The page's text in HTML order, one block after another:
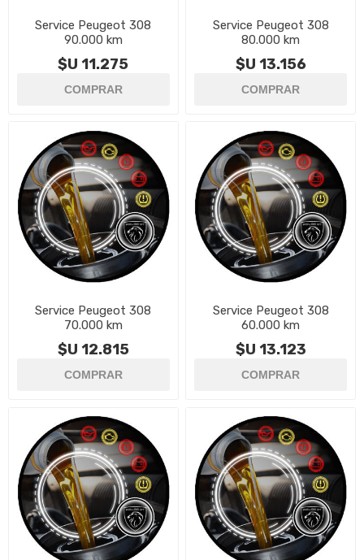
Service Peugeot 308
90.000 km
$U 11.275
Service Peugeot 308
80.000 km
$U 13.156
Service Peugeot 308
70.000 km
$U 12.815
Service Peugeot 308
60.000 km
$U 13.123